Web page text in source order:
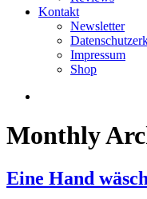
Kontakt
Newsletter
Impressum
Shop
Monthly
Eine Hand